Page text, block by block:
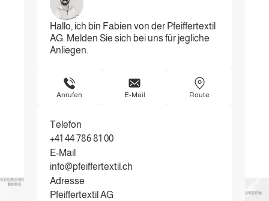
Hallo, ich bin Fabien von der Pfeiffertextil
AG. Melden Sie sich bei uns für jegliche
Anliegen.
Anrufen E-Mail Route
Telefon
+41 44 786 81 00
E-Mail
info@pfeiffertextil.ch
Adresse
Pfeiffertextil AG